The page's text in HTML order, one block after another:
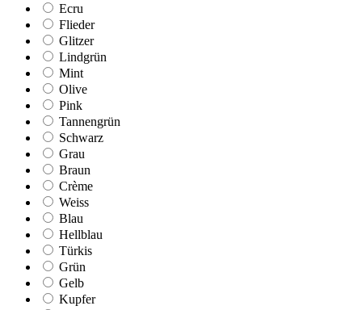
Ecru
Flieder
Glitzer
Lindgrün
Mint
Olive
Pink
Tannengrün
Schwarz
Grau
Braun
Crème
Weiss
Blau
Hellblau
Türkis
Grün
Gelb
Kupfer